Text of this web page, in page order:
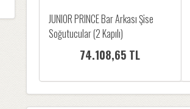
JUNIOR PRINCE Bar Arkası Şise
Soğutucular (2 Kapılı)
74.108,65 TL